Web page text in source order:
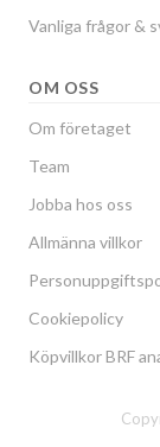
Vanliga frågor &
OM OSS
Om företaget
Team
Jobba hos oss
Allmänna villkor
Cookiepolicy
Köpvillkor BRF